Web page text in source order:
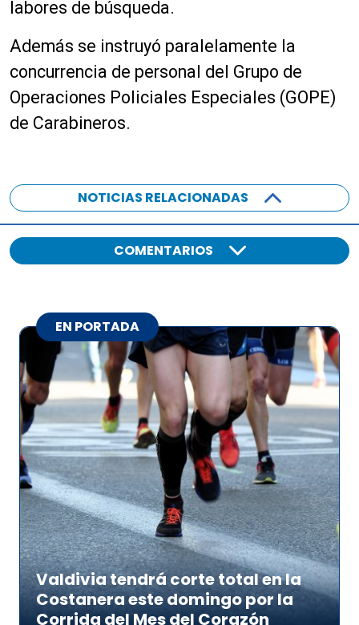
labores de búsqueda.
Además se instruyó paralelamente la
concurrencia de personal del Grupo de
Operaciones Policiales Especiales (GOPE)
de Carabineros.
NOTICIAS RELACIONADAS
COMENTARIOS
EN PORTADA
Valdivia tendrá corte total en la
Costanera este domingo por la
Corrida del Mes del Corazón